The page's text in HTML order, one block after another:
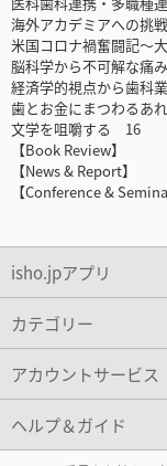
海外アカデミアへの
米国コロナ禍奮闘記～
脳科学から不可解な痛
経済学的視点から歯科
歯とお金にまつわるあ
文学を咀嚼する 16
【Book Review】
【News & Report】
【Conference &
isho.jpアプリ
カテゴリー
アカウントサービス
ヘルプ＆ガイド